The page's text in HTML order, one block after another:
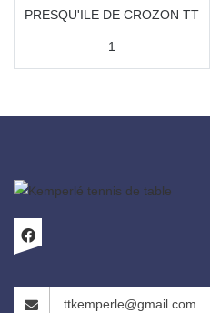
PRESQU'ILE DE CROZON TT
1
ttkemperle@gmail.com